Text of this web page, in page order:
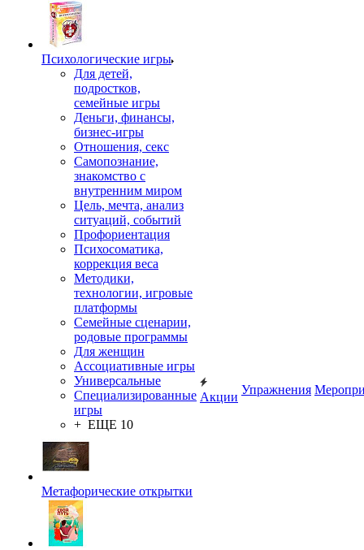
Психологические игры
Для детей,
подростков,
семейные игры
Деньги, финансы,
бизнес-игры
Отношения, секс
Самопознание,
знакомство с
внутренним миром
Цель, мечта, анализ
ситуаций, событий
Профориентация
Психосоматика,
коррекция веса
Методики,
технологии, игровые
платформы
Семейные сценарии,
родовые программы
Для женщин
Ассоциативные игры
Универсальные
Специализированные
игры
+ ЕЩЕ 10
Метафорические открытки
Акции
Упражнения